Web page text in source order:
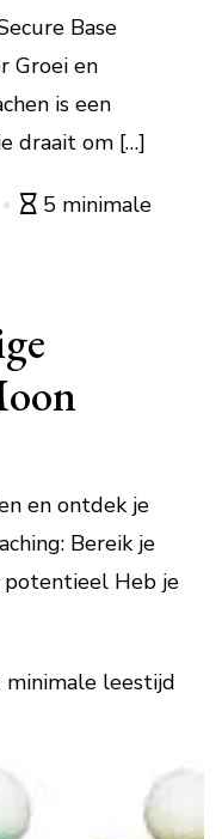
Base
Groei en
is een
draait om […]
5 minimale
en ontdek je
Bereik je
Heb je
minimale leestijd